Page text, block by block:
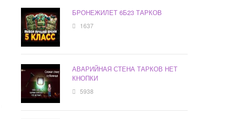
БРОНЕЖИЛЕТ 6Б23 ТАРКОВ
1637
АВАРИЙНАЯ СТЕНА ТАРКОВ НЕТ
КНОПКИ
5938